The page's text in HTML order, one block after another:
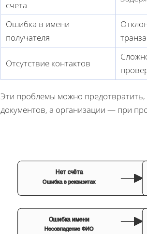
счета
Ошибка в имени
получателя
Отсутствие контактов
Эти проблемы можно
документов, а организации — при
Нет счёта
Ошибка в реквизитах
Ошибка имени
Несовпадение ФИО